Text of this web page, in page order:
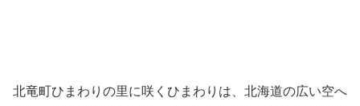
北竜町ひまわりの里に咲くひまわりは、北海道の広い空へ